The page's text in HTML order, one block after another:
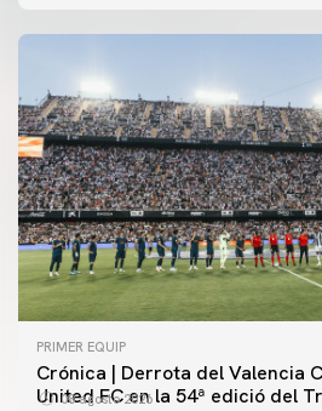
PRIMER EQUIP
Crónica | Derrota del Valencia
United FC en la 54ª edició del
08 agosto 2026